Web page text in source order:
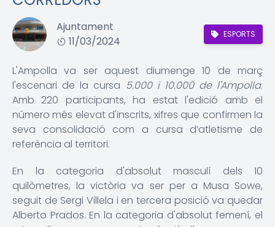
Ajuntament
11/03/2024
ESPORTS
L'Ampolla va ser aquest diumenge 10 de març
l'escenari de la cursa 5.000 i 10.000 de l'Ampolla.
Amb 220 participants, ha estat l'edició amb el
número més elevat d'inscrits, xifres que confirmen la
seva consolidació com a cursa d’atletisme de
referència al territori.
En la categoria d'absolut masculí dels 10
quilòmetres, la victòria va ser per a Musa Sowe,
seguit de Sergi Villela i en tercera posició va quedar
Alberto Prados. En la categoria d'absolut femení, el